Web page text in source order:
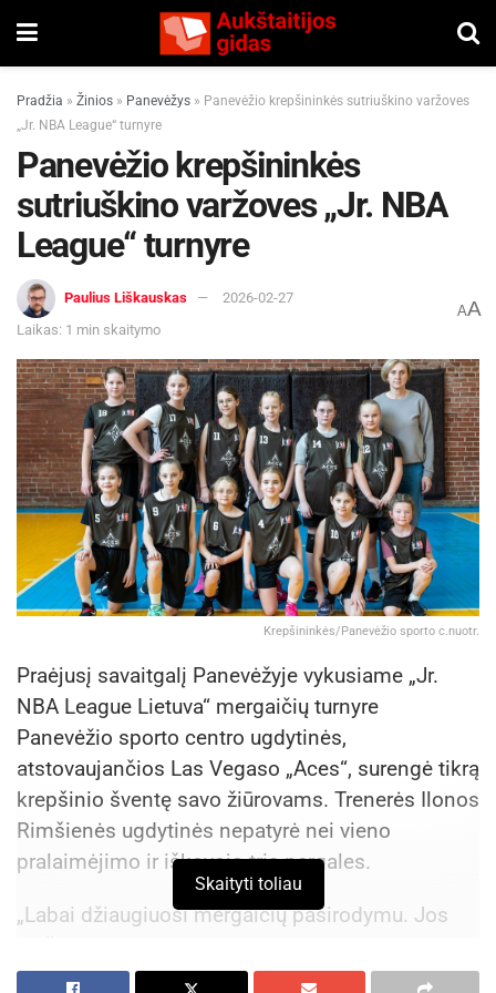
Pradžia » Žinios » Panevėžys » Panevėžio krepšininkės sutriuškino varžoves
„Jr. NBA League“ turnyre
Panevėžio krepšininkės
sutriuškino varžoves „Jr. NBA
League“ turnyre
Paulius Liškauskas
2026-02-27
Laikas: 1 min skaitymo
AA
Krepšininkės/Panevėžio sporto c.nuotr.
Praėjusį savaitgalį Panevėžyje vykusiame „Jr.
NBA League Lietuva“ mergaičių turnyre
Panevėžio sporto centro ugdytinės,
atstovaujančios Las Vegaso „Aces“, surengė tikrą
krepšinio šventę savo žiūrovams. Trenerės Ilonos
Rimšienės ugdytinės nepatyrė nei vieno
pralaimėjimo ir iškovojo tris pergales.
„Labai džiaugiuosi mergaičių pasirodymu. Jos
aikštelėje demonstravo susikaupimą ir drąsą.
Smagu, kad kiekviena žaidėja gavo progą
Skaityti toliau